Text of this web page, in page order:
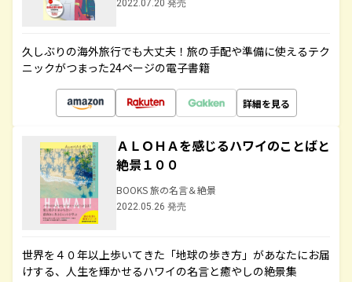
2022.07.20 発売
久しぶりの海外旅行でも大丈夫！旅の手配や準備に使えるテク
ニックがつまった24ページの電子書籍
詳細を見る
ＡＬＯＨＡを感じるハワイのことばと
絶景１００
BOOKS 旅の名言＆絶景
2022.05.26 発売
世界を４０年以上歩いてきた「地球の歩き方」があなたにお届
けする、人生を輝かせるハワイの名言と癒やしの絶景集